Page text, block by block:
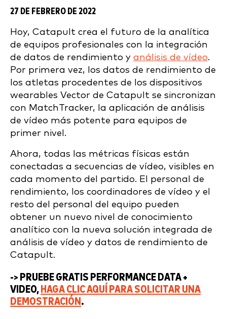
27 DE FEBRERO DE 2022
Hoy, Catapult crea el futuro de la analítica
de equipos profesionales con la integración
de datos de rendimiento y análisis de vídeo.
Por primera vez, los datos de rendimiento de
los atletas procedentes de los dispositivos
wearables Vector de Catapult se sincronizan
con MatchTracker, la aplicación de análisis
de vídeo más potente para equipos de
primer nivel.
Ahora, todas las métricas físicas están
conectadas a secuencias de vídeo, visibles en
cada momento del partido. El personal de
rendimiento, los coordinadores de vídeo y el
resto del personal del equipo pueden
obtener un nuevo nivel de conocimiento
analítico con la nueva solución integrada de
análisis de vídeo y datos de rendimiento de
Catapult.
-> PRUEBE GRATIS PERFORMANCE DATA +
VIDEO, HAGA CLIC AQUÍ PARA SOLICITAR UNA
DEMOSTRACIÓN .